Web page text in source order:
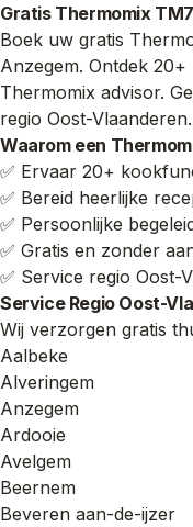
Gratis Thermomix
Boek uw gratis
Anzegem. Ontdek
Thermomix advisor.
regio Oost-Vlaanderen.
Waarom een
✅ Ervaar 20+
✅ Bereid heerlijke
✅ Persoonlijke
✅ Gratis en zonder
✅ Service regio Oost-
Service Regio Oost-
Wij verzorgen gratis
Aalbeke
Alveringem
Anzegem
Ardooie
Avelgem
Beernem
Beveren aan-de-ijzer